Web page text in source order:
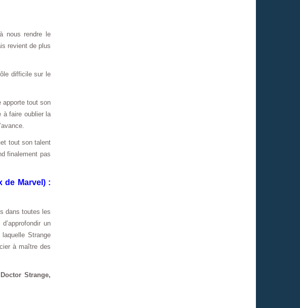
nous rendre le
revient de plus
difficile sur le
apporte tout son
à faire oublier la
tout son talent
finalement pas
de Marvel) :
dans toutes les
un
Strange
à maître des
Strange,